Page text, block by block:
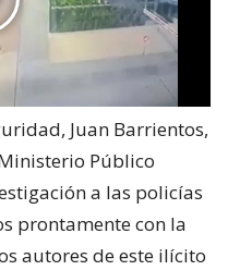
Juan Barrientos,
Público
a las policías
prontamente con la
autores de este ilícito